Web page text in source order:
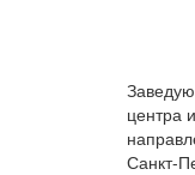
центра
Санкт-